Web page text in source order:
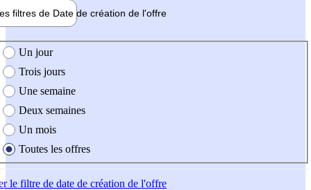
filtres de Date de création de l'offre
création de l'offre
Un jour
Trois jours
Une semaine
Deux semaines
Un mois
Toutes les offres
le filtre de date de création de l'offre